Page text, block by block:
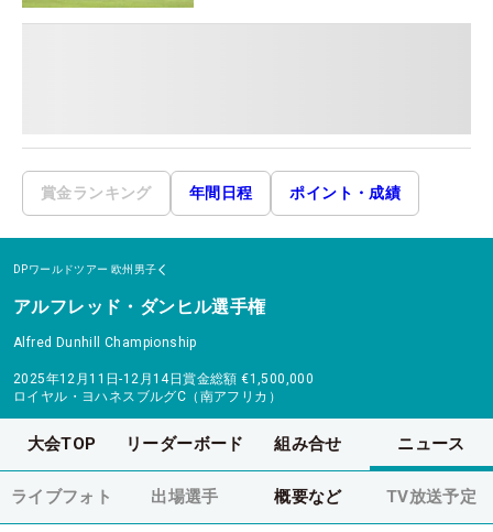
賞金ランキング 年間日程 ポイント・成績
DPワールドツアー 欧州男子
アルフレッド・ダンヒル選手権
Alfred Dunhill Championship
2025年12月11日-12月14日賞金総額 €1,500,000
ロイヤル・ヨハネスブルグC（南アフリカ）
大会TOP リーダーボード 組み合せ ニュース
ライブフォト 出場選手 概要など TV放送予定